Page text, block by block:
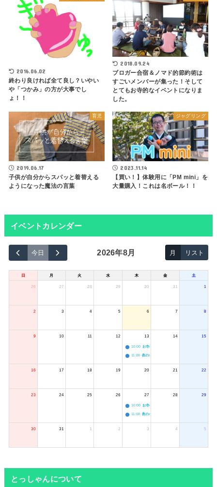
2016.06.02
終わり良ければ全て良し？いやい
や「つかみ」の方が大事でし
ょ！！
2018.09.24
ブロガー合宿＆ノマド的節約術は
すごいメンバーが集った！そして
とてもお寺的なイベントになりま
した。
育児
2019.06.17
子供が自分からスパッと着替える
ようになった魔法の言葉
ジャグリング
2023.11.14
【買い！】体験用に「PM mini」を
大量購入！これは名ボール！！
イベントカレンダー
今日 2026年8月 月 リスト
日 月 火 水 木 金 土
26 27 28 29 30 31 1
2 3 4 5 6 7 8
9 10 11 12 13
10:00 お寺のジャグリング教室
11:00 夜のボードゲーム会
14 15
16 17 18 19 20 21 22
23 24 25 26 27
10:00 お寺のジャグリング教室
11:00 夜のボードゲーム会
28 29
30 31 1 2 3 4 5
とっしゃんについて